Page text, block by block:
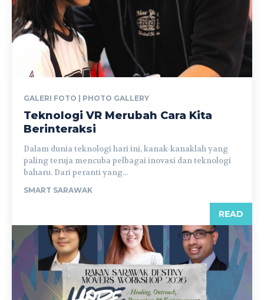
GALERI FOTO | PHOTO GALLERY
Teknologi VR Merubah Cara Kita
Berinteraksi
Dalam dunia teknologi hari ini, kanak-kanaklah yang
paling teruja mencuba pelbagai inovasi dan teknologi
baharu. Dari peranti yang...
SMART SARAWAK
READ